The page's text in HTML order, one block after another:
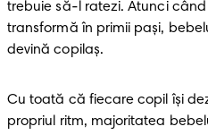
trebuie să-l ratezi. Atunci
transformă în primii pași,
devină copilaș.
Cu toată că fiecare copil își
propriul ritm, majoritatea